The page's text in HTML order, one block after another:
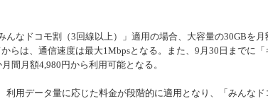
なドコモ割（3回線以上）」適用の場合、大容量の30GBを
らは、通信速度は最大1Mbpsとなる。また、9月30日までに
間月額4,980円から利用可能となる。
用データ量に応じた料金が段階的に適用となり、「みんなド